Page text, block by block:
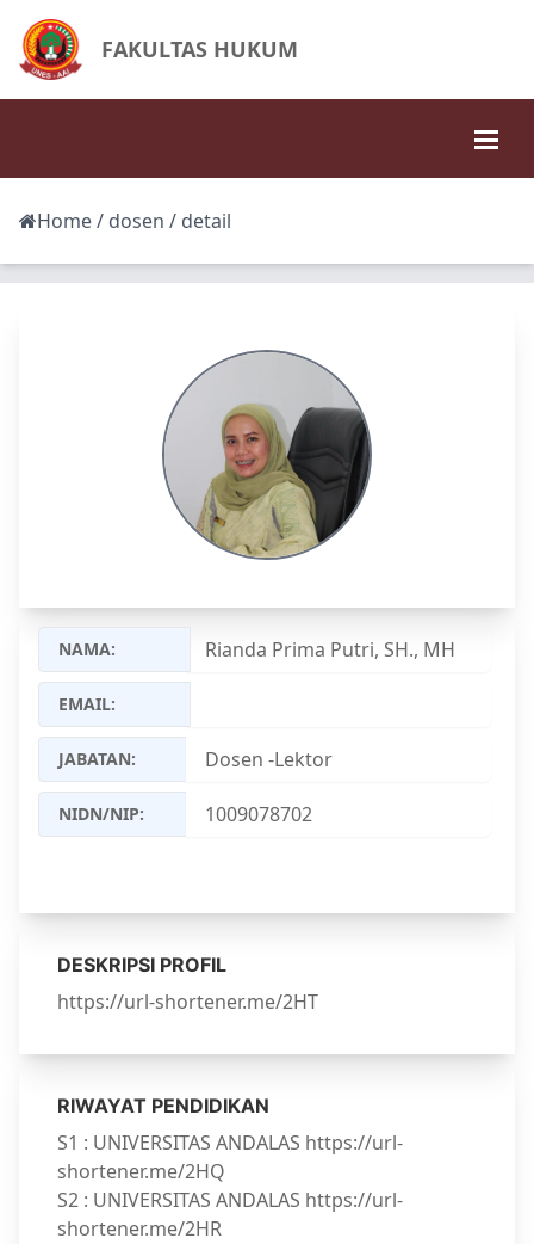
FAKULTAS HUKUM
Home/ dosen / detail
NAMA: Rianda Prima Putri, SH., MH
EMAIL:
JABATAN:
NIDN/NIP:
DESKRIPSI PROFIL
https://url-shortener.me/2HT
RIWAYAT PENDIDIKAN
S1 : UNIVERSITAS ANDALAS https://url-
shortener.me/2HQ
S2 : UNIVERSITAS ANDALAS https://url-
shortener.me/2HR